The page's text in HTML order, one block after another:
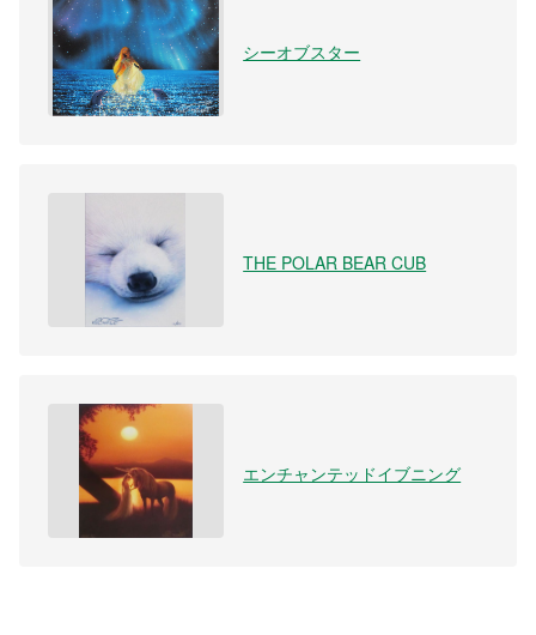
シーオブスター
THE POLAR BEAR CUB
エンチャンテッドイブニング